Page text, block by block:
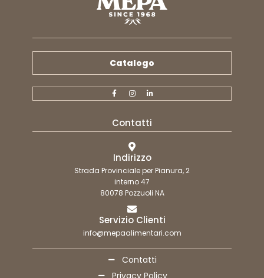
Catalogo
Contatti
Indirizzo
Strada Provinciale per Pianura, 2
interno 47
80078 Pozzuoli NA
Servizio Clienti
info@mepaalimentari.com
Contatti
Privacy Policy